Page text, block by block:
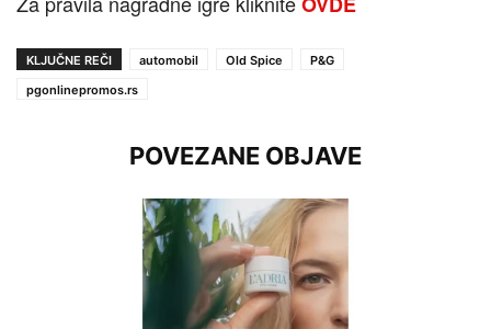
KLJUČNE REČI automobil Old Spice
P&G
pgonlinepromos.rs
POVEZANE OBJAVE